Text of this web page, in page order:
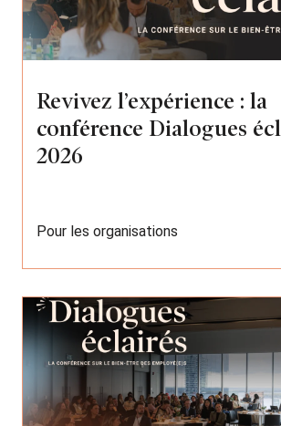
Revivez l’expérience : la
conférence Dialogues
2026
Pour les organisations